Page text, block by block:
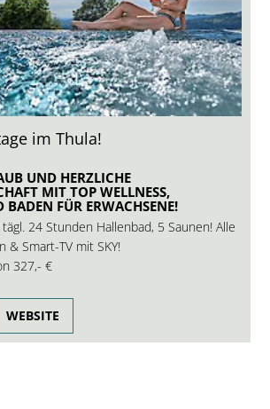
im Thula!
UND HERZLICHE
MIT TOP WELLNESS,
FÜR ERWACHSENE!
24 Stunden Hallenbad, 5 Saunen! Alle
& Smart-TV mit SKY!
327,- €
WEBSITE